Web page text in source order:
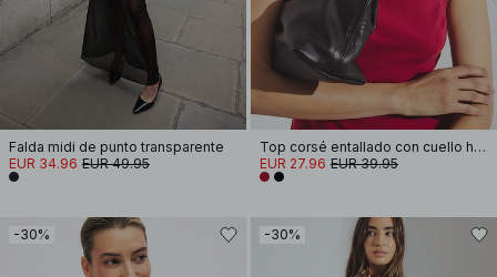
Falda midi de punto transparente
EUR 34.96 EUR 49.95
Top corsé entallado con cuello halter
EUR 27.96 EUR 39.95
-30% -30%